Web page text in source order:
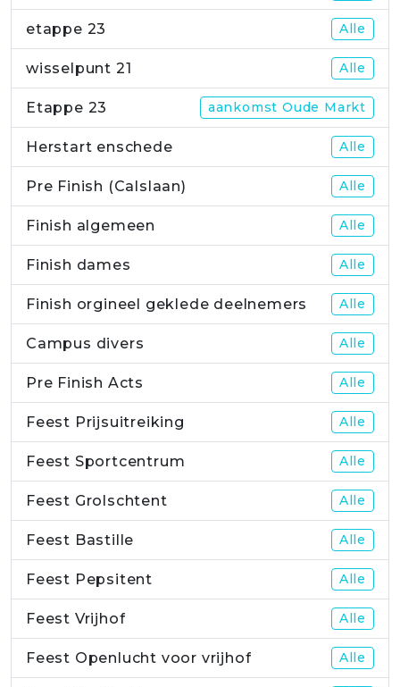
etappe 23 Alle
wisselpunt 21 Alle
Etappe 23 aankomst Oude Markt
Herstart enschede Alle
Pre Finish (Calslaan) Alle
Finish algemeen Alle
Finish dames Alle
Finish orgineel geklede deelnemers Alle
Campus divers Alle
Pre Finish Acts Alle
Feest Prijsuitreiking Alle
Feest Sportcentrum Alle
Feest Grolschtent Alle
Feest Bastille Alle
Feest Pepsitent Alle
Feest Vrijhof Alle
Feest Openlucht voor vrijhof Alle